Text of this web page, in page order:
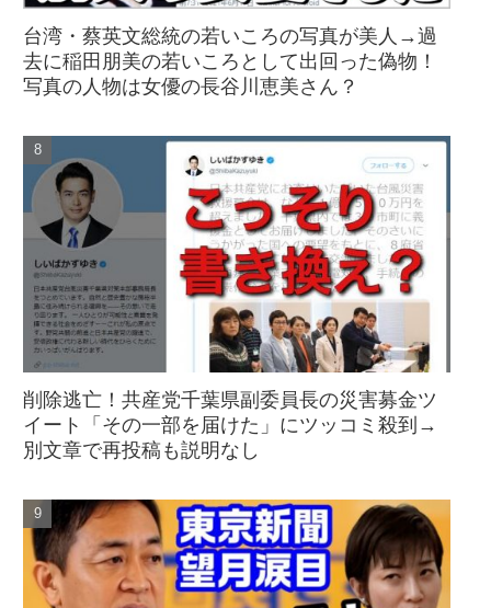
台湾・蔡英文総統の若いころの写真が美人→過
去に稲田朋美の若いころとして出回った偽物！
写真の人物は女優の長谷川恵美さん？
削除逃亡！共産党千葉県副委員長の災害募金ツ
イート「その一部を届けた」にツッコミ殺到→
別文章で再投稿も説明なし